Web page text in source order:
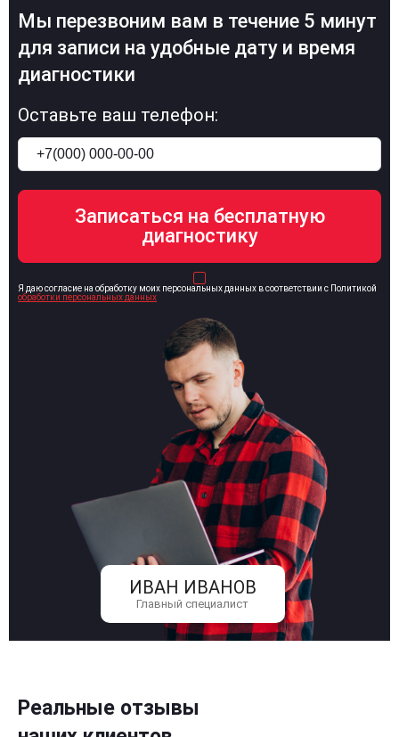
ИВАН ИВАНОВ
Главный специалист
Мы перезвоним вам в течение 5 минут
для записи на удобные дату и время
диагностики
Оставьте ваш телефон:
Я даю согласие на обработку моих персональных данных в соответствии с Политикой
обработки персональных данных
Реальные отзывы